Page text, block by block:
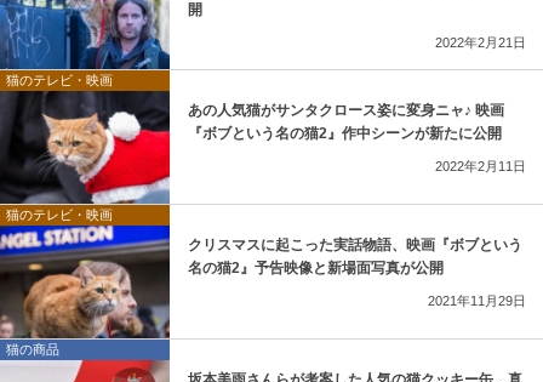
開
2022年2月21日
猫のテレビ・映画
あの人気猫がサンタクロース姿に変身ニャ♪ 映画
『ボブという名の猫2』作中シーンが新たに公開
2022年2月11日
猫のテレビ・映画
クリスマスに起こった実話物語、映画『ボブという
名の猫2』予告映像と新場面写真が公開
2021年11月29日
猫の商品